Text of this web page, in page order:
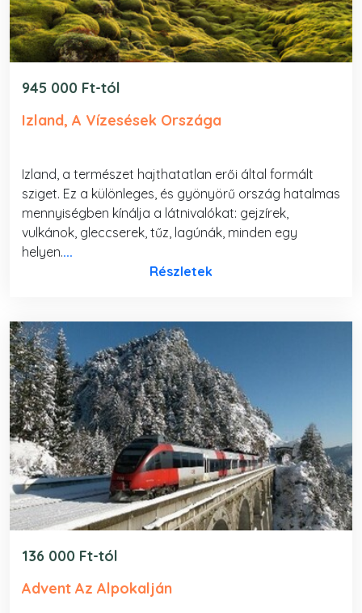
945 000 Ft-tól
Izland, A Vízesések Országa
Izland, a természet hajthatatlan erői által formált
sziget. Ez a különleges, és gyönyörű ország hatalmas
mennyiségben kínálja a látnivalókat: gejzírek,
vulkánok, gleccserek, tűz, lagúnák, minden egy
helyen....
Részletek
136 000 Ft-tól
Advent Az Alpokalján